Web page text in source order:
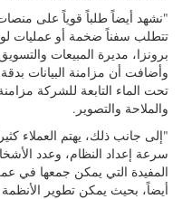
"نشهد أيضاً طلباً قوياً على
تتطلب سفناً ضخمة أو عمليات
برونزا، مديرة المبيعات
وأضافت أن مزامنة البيانات بدقة
تحت الماء التابعة للشركة
والملاحة والتصوير.
"إلى جانب ذلك، يهتم العملاء
سرعة إعداد النظام، وعدد
المفيدة التي يمكن جمعها في
أيضاً، بحيث يمكن تطوير